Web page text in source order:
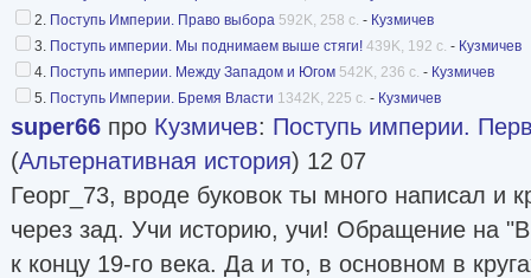
2. Поступь Империи. Право выбора 592K, 258 с. - Кузмичев
3. Поступь империи. Мы поднимаем выше стяги! 439K, 192 с. - Кузмичев
4. Поступь империи. Между Западом и Югом 542K, 236 с. - Кузмичев
5. Поступь Империи. Бремя Власти 1342K, 225 с. - Кузмичев
super66 про Кузмичев: Поступь империи.
(Альтернативная история) 12 07
Георг_73, вроде буковок ты много написал и
через зад. Учи историю, учи! Обращение на
к концу 19-го века. Да и то, в основном в